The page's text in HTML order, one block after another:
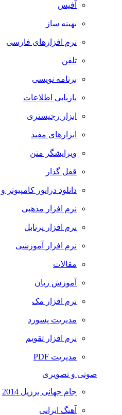
آفیس
بهینه ساز
نرم افزارهای فارسی
تلفن
برنامه نویسی
بازیابی اطلاعات
ابزار رجیستری
ابزارهای مفید
ویرایشگر متن
قفل گذار
دانلود درایور کامپیوتر و
نرم افزار مذهبی
نرم افزار پرتابل
نرم افزار آموزشی
مقالات
آموزش زبان
نرم افزار مک
مدیریت پسورد
نرم افزار تقویم
مدیریت PDF
صوتی و تصویری
جام جهانی برزیل 2014
آهنگ ایرانی